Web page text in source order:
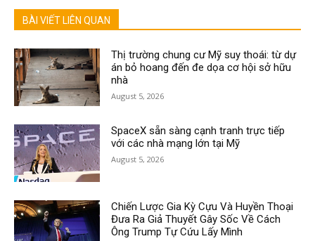
BÀI VIẾT LIÊN QUAN
Thị trường chung cư Mỹ suy thoái: từ dự
án bỏ hoang đến đe dọa cơ hội sở hữu
nhà
August 5, 2026
SpaceX sẵn sàng cạnh tranh trực tiếp
với các nhà mạng lớn tại Mỹ
August 5, 2026
Chiến Lược Gia Kỳ Cựu Và Huyền Thoại
Đưa Ra Giả Thuyết Gây Sốc Về Cách
Ông Trump Tự Cứu Lấy Mình